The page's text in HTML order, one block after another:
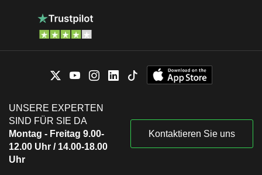
UNSERE EXPERTEN
SIND FÜR SIE DA
Montag - Freitag 9.00-
12.00 Uhr / 14.00-18.00
Uhr
Kontaktieren Sie uns